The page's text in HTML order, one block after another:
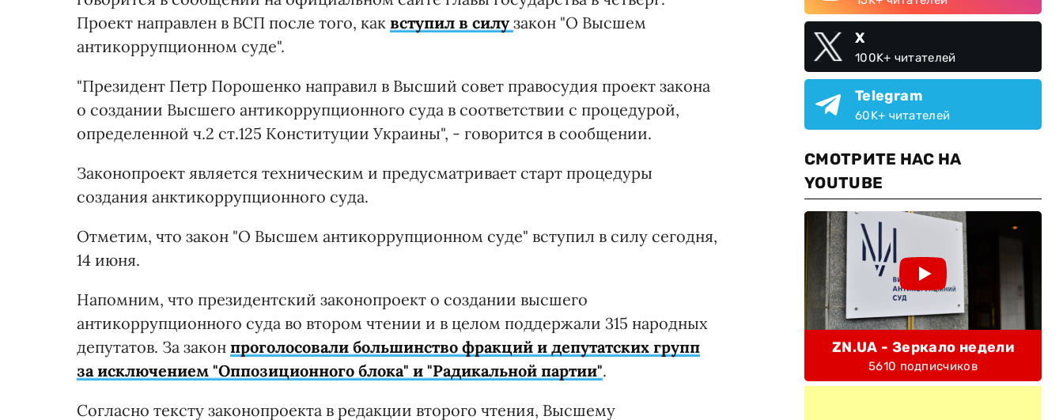
Проект направлен в ВСП после того, как вступил в силу закон "О Высшем
антикоррупционном суде".
"Президент Петр Порошенко направил в Высший совет правосудия проект закона
о создании Высшего антикоррупционного суда в соответствии с процедурой,
определенной ч.2 ст.125 Конституции Украины", - говорится в сообщении.
Законопроект является техническим и предусматривает старт процедуры
создания анктикоррупционного суда.
Отметим, что закон "О Высшем антикоррупционном суде" вступил в силу сегодня,
14 июня.
Напомним, что президентский законопроект о создании высшего
антикоррупционного суда во втором чтении и в целом поддержали 315 народных
депутатов. За закон проголосовали большинство фракций и депутатских групп
за исключением "Оппозиционного блока" и "Радикальной партии".
Согласно тексту законопроекта в редакции второго чтения, Высшему
X
100K+ читателей
Telegram
60K+ читателей
СМОТРИТЕ НАС НА
YOUTUBE
ZN.UA - Зеркало недели
5610 подписчиков